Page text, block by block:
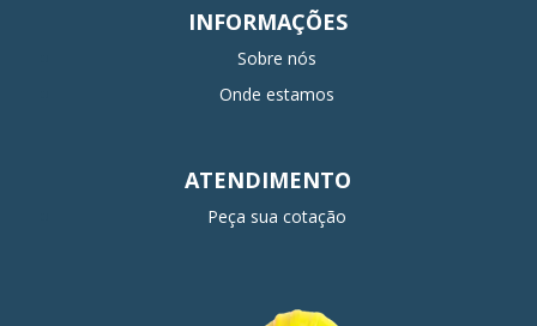
INFORMAÇÕES
Sobre nós
Onde estamos
ATENDIMENTO
Peça sua cotação